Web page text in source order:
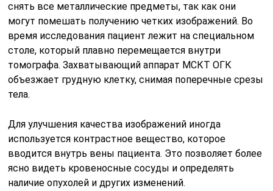
снять все металлические предметы, так как они
могут помешать получению четких изображений. Во
время исследования пациент лежит на специальном
столе, который плавно перемещается внутри
томографа. Захватывающий аппарат МСКТ ОГК
объезжает грудную клетку, снимая поперечные срезы
тела.
Для улучшения качества изображений иногда
используется контрастное вещество, которое
вводится внутрь вены пациента. Это позволяет более
ясно видеть кровеносные сосуды и определять
наличие опухолей и других изменений.